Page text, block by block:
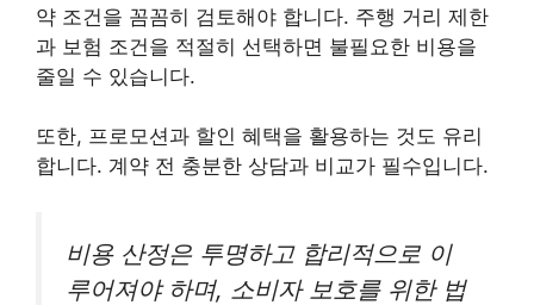
약 조건을 꼼꼼히 검토해야 합니다. 주행 거리 제한
과 보험 조건을 적절히 선택하면 불필요한 비용을
줄일 수 있습니다.
또한, 프로모션과 할인 혜택을 활용하는 것도 유리
합니다. 계약 전 충분한 상담과 비교가 필수입니다.
비용 산정은 투명하고 합리적으로 이
루어져야 하며, 소비자 보호를 위한 법